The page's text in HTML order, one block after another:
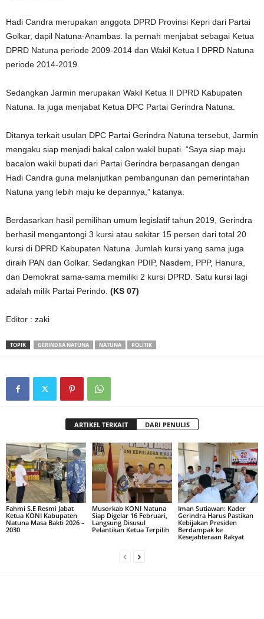
Hadi Candra merupakan anggota DPRD Provinsi Kepri dari Partai
Golkar, dapil Natuna-Anambas. Ia pernah menjabat sebagai Ketua
DPRD Natuna periode 2009-2014 dan Wakil Ketua I DPRD Natuna
periode 2014-2019.
Sedangkan Jarmin merupakan Wakil Ketua II DPRD Kabupaten
Natuna. Ia juga menjabat Ketua DPC Partai Gerindra Natuna.
Ditanya terkait usulan DPC Partai Gerindra Natuna tersebut, Jarmin
mengaku siap menjadi bakal calon wakil bupati. “Saya siap maju
bacalon wakil bupati dari Partai Gerindra berpasangan dengan
Hadi Candra guna melanjutkan pembangunan dan pemerintahan
Natuna yang lebih maju ke depannya,” katanya.
Berdasarkan hasil pemilihan umum legislatif tahun 2019, Gerindra
berhasil mengantongi 3 kursi atau sekitar 15 persen dari total 20
kursi di DPRD Kabupaten Natuna. Jumlah kursi yang sama juga
diraih PAN dan Golkar. Sedangkan PDIP, Nasdem, PPP, Hanura,
dan Demokrat sama-sama memiliki 2 kursi DPRD. Satu kursi lagi
adalah milik Partai Perindo. (KS 07)
Editor : zaki
TOPIK GERINDRA NATUNA NATUNA POLITIK
ARTIKEL TERKAIT DARI PENULIS
Fahmi S.E Resmi Jabat
Ketua KONI Kabupaten
Natuna Masa Bakti 2026 –
2030
Musorkab KONI Natuna
Siap Digelar 16 Februari,
Langsung Disusul
Pelantikan Ketua Terpilih
Iman Sutiawan: Kader
Gerindra Harus Pastikan
Kebijakan Presiden
Berdampak ke
Kesejahteraan Rakyat